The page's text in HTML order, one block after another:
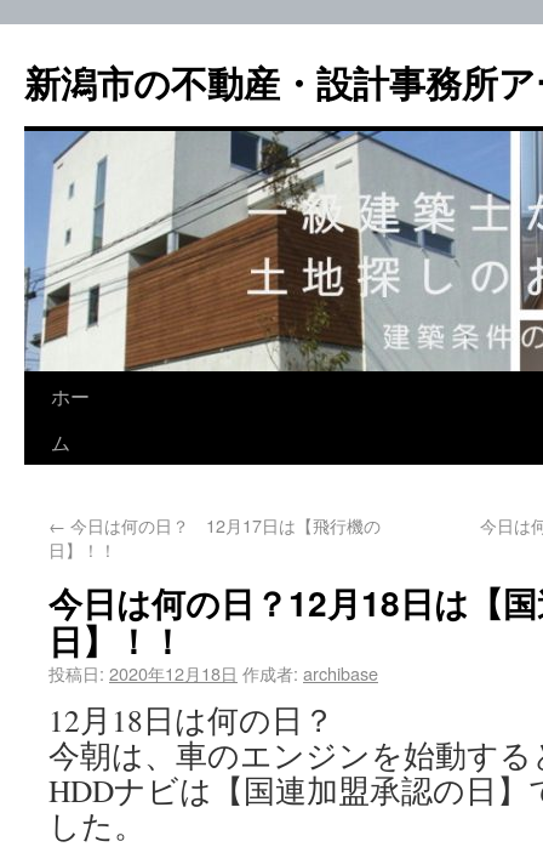
新潟市の不動産・設計事務所
ホー
ム
← 今日は何の日？ 12月17日は【飛行機の
日】！！
今日は
今日は何の日？12月18日は【
日】！！
投稿日: 2020年12月18日 作成者: archibase
12月18日は何の日？
今朝は、車のエンジンを始動す
HDDナビは【国連加盟承認の日
した。